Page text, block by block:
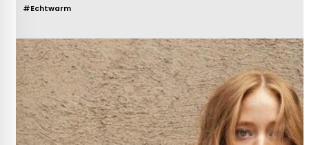
#Echtwarm